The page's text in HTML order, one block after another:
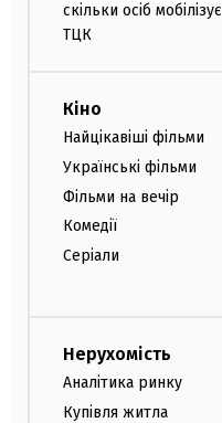
скільки осіб мобілізує
ТЦК
Кіно
Найцікавіші фільми
Українські фільми
Фільми на вечір
Комедії
Серіали
Нерухомість
Аналітика ринку
Купівля житла